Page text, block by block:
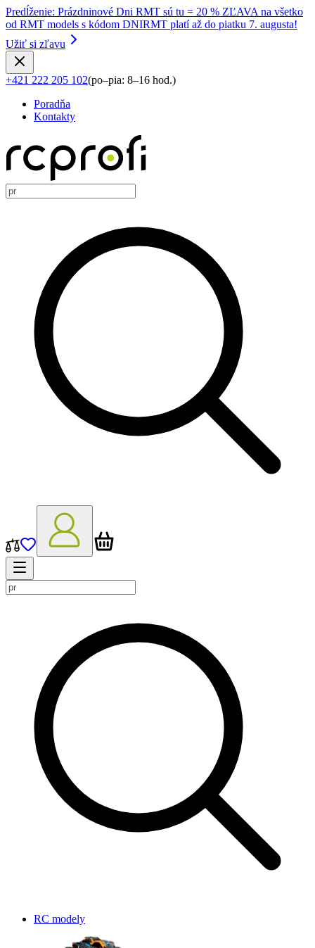
Predĺženie: Prázdninové Dni RMT sú tu = 20 % ZĽAVA na všetko
od RMT models s kódom DNIRMT platí až do piatku 7. augusta!
Užiť si zľavu
+421 222 205 102(po–pia: 8–16 hod.)
Poradňa
Kontakty
RC modely